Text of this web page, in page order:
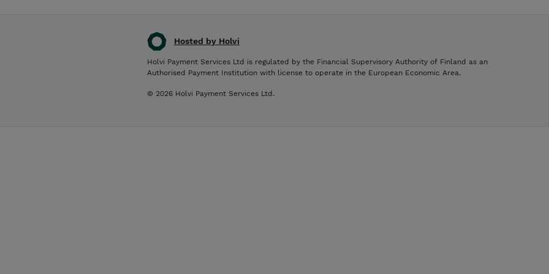
Hosted by Holvi
Holvi Payment Services Ltd is regulated by the Financial Supervisory Authority of Finland as an
Authorised Payment Institution with license to operate in the European Economic Area.
© 2026 Holvi Payment Services Ltd.